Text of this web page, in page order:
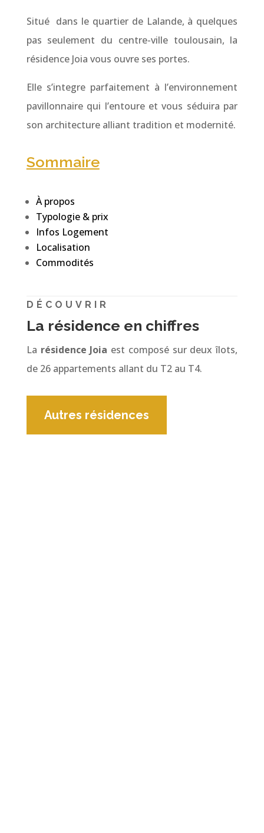
Situé dans le quartier de Lalande, à quelques
pas seulement du centre-ville toulousain, la
résidence Joia vous ouvre ses portes.
Elle s’integre parfaitement à l’environnement
pavillonnaire qui l’entoure et vous séduira par
son architecture alliant tradition et modernité.
Sommaire
À propos
Typologie & prix
Infos Logement
Localisation
Commodités
DÉCOUVRIR
La résidence en chiffres
La résidence Joia est composé sur deux îlots,
de 26 appartements allant du T2 au T4.
Autres résidences